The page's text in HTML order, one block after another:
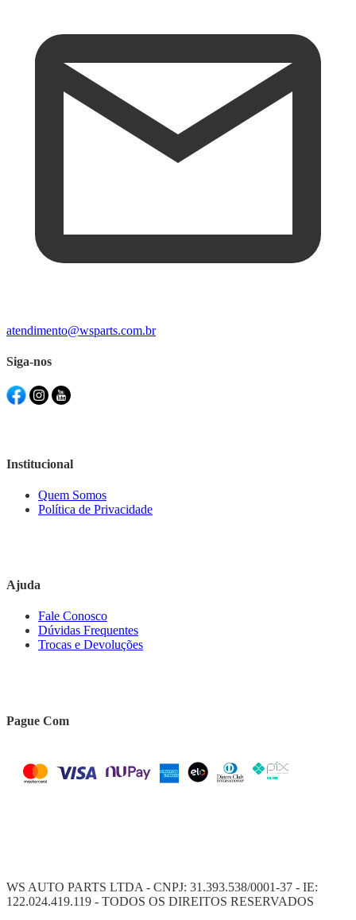
atendimento@wsparts.com.br
Siga-nos
Institucional
Quem Somos
Política de Privacidade
Ajuda
Fale Conosco
Dúvidas Frequentes
Trocas e Devoluções
Pague Com
WS AUTO PARTS LTDA - CNPJ: 31.393.538/0001-37 - IE:
122.024.419.119 - TODOS OS DIREITOS RESERVADOS